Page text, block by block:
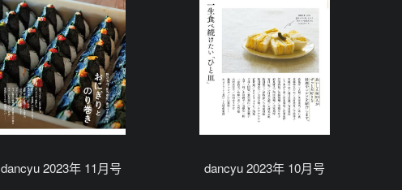
dancyu 2023年 11月号 dancyu 2023年 10月号